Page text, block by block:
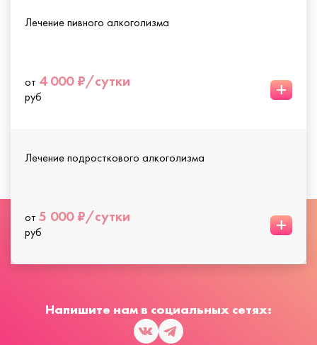
Лечение пивного алкоголизма
от 4 000 ₽/сутки
руб +
Лечение подросткового алкоголизма
от 5 000 ₽/сутки
руб +
Напишите нам в социальных сетях: